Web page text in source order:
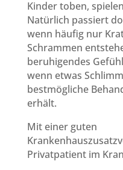
Kinder toben,
Natürlich passiert
wenn häufig nur
Schrammen
beruhigendes
wenn etwas
bestmögliche
erhält.
Mit einer guten
Privatpatient im